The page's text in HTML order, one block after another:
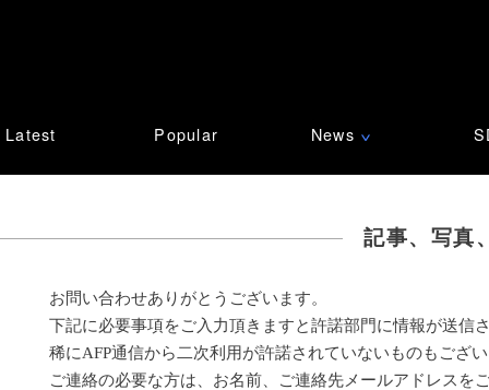
Latest Popular News ∨
記事、写真
お問い合わせありがとうございます。
下記に必要事項をご入力頂きますと許諾部門に情報が送信
稀にAFP通信から二次利用が許諾されていないものもござ
ご連絡の必要な方は、お名前、ご連絡先メールアドレスを